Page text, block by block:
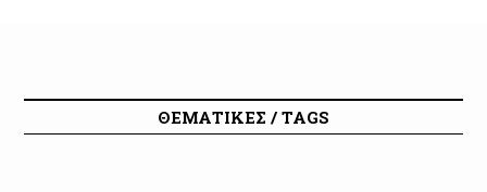
ΘΕΜΑΤΙΚΕΣ / TAGS